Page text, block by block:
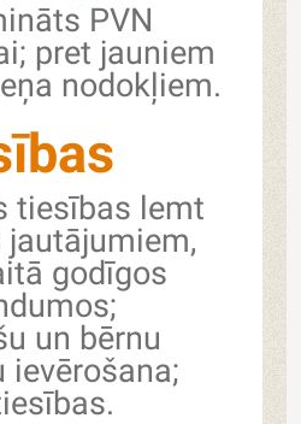
PVN
pret jauniem
nodokļiem.
tiesības lemt
jautājumiem,
godīgos
un bērnu
ievērošana;